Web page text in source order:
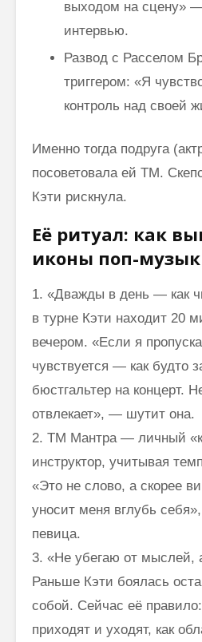
выходом на сцену»
интервью.
Развод с Расселом
триггером: «Я
контроль над своей
Именно тогда подруга
посоветовала ей ТМ.
Кэти рискнула.
Её ритуал: как
иконы поп-
1. «Дважды в день — как
в турне Кэти находит 20
вечером. «Если я
чувствуется — как будто
бюстгальтер на концерт.
отвлекает», — шутит она.
2. ТМ Мантра — личный
инструктор, учитывая
«Это не слово, а скорее
уносит меня вглубь
певица.
3. «Не убегаю от мыслей,
Раньше Кэти боялась
собой. Сейчас её
приходят и уходят, как